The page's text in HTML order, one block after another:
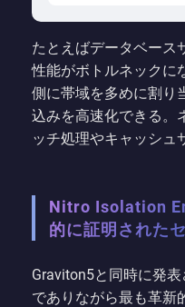
たとえばデータベース
性能がボトルネックに
側に帯域を多めに割り
込みを高速化できる。
ッチ処理やキャッシュ
Nitro Isolation
的に証明された
Graviton5と同時に発
でありながら最も革新